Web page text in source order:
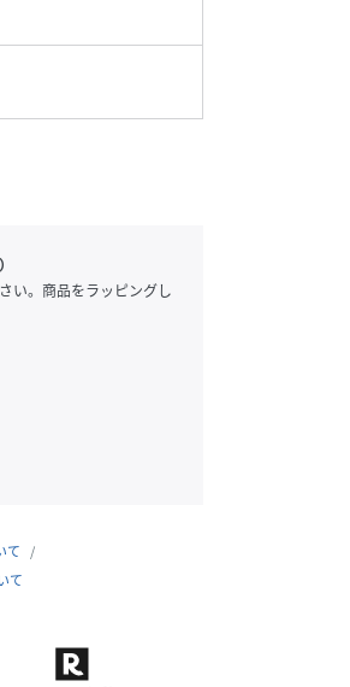
い。商品をラッピングし
て
て